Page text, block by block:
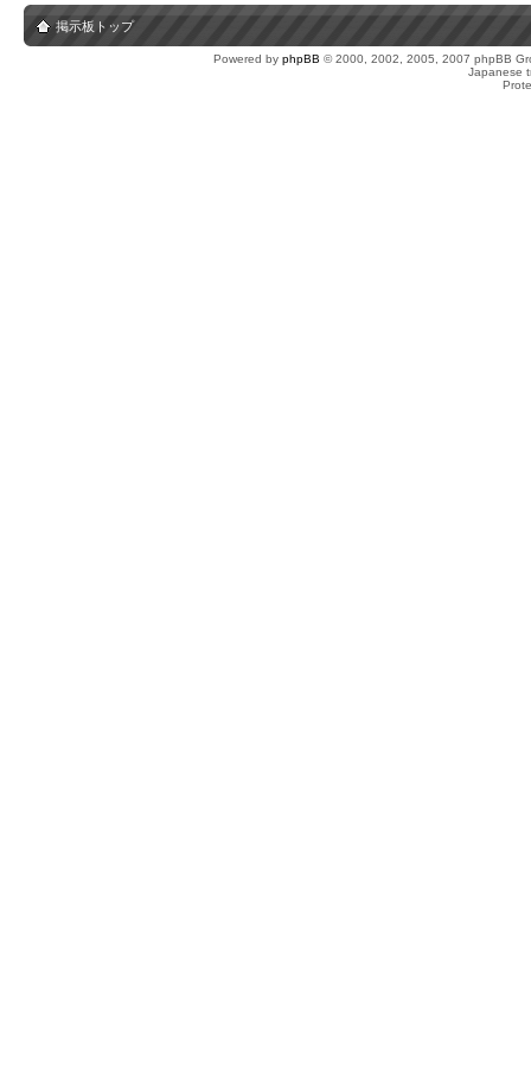
掲示板トップ
Powered by phpBB © 2000, 2002, 2005, 2007 phpBB
Japanese